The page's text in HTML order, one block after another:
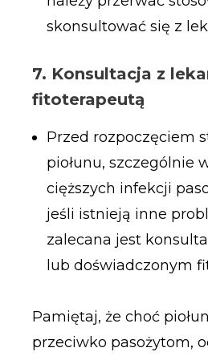
skonsultować się z
7. Konsultacja z
fitoterapeutą
Przed rozpoczęciem
piołunu, szczególnie
cięższych infekcji
jeśli istnieją inne
zalecana jest
lub doświadczonym
Pamiętaj, że choć
przeciwko pasożytom,